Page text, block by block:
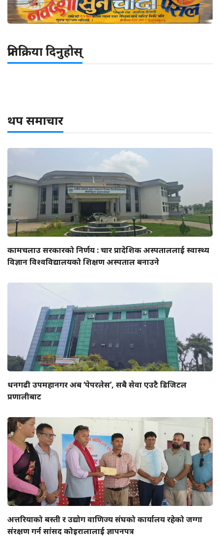
प्रतिक्रिया दिनुहोस्
थप समाचार
कामचलाउ सरकारको निर्णय : चार प्रादेशिक अस्पताललाई स्वास्थ्य
विज्ञान विश्वविद्यालयको शिक्षण अस्पताल बनाउने
धनगढी उपमहानगर अब ‘पेपरलेस’, सबै सेवा एउटै डिजिटल
प्रणालीबाट
अत्तरियाको बस्ती र उद्योग वाणिज्य संघको कार्यालय रहेको जग्गा
संरक्षण गर्न सांसद कोइरालालाई ज्ञापनपत्र